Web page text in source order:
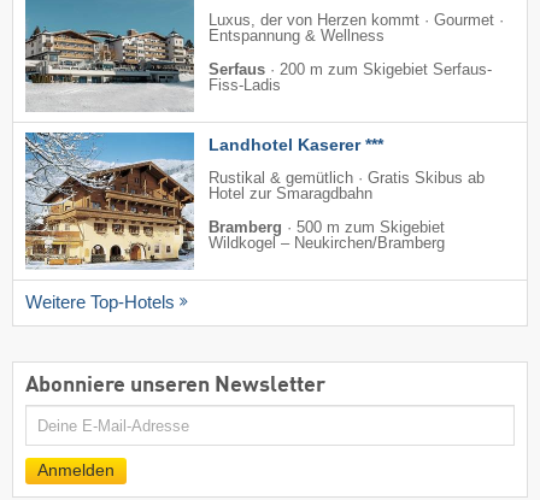
Luxus, der von Herzen kommt · Gourmet ·
Entspannung & Wellness
Serfaus · 200 m zum Skigebiet Serfaus-
Fiss-Ladis
Landhotel Kaserer ***
Rustikal & gemütlich · Gratis Skibus ab
Hotel zur Smaragdbahn
Bramberg · 500 m zum Skigebiet
Wildkogel – Neukirchen/​Bramberg
Weitere Top-Hotels
Abonniere unseren Newsletter
E-
Anmelden